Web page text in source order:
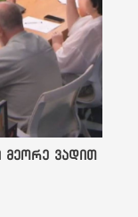
არ გვაქვს
შეიძლება
იმისათვის, რომ
იყოს?!
პასუხია
ამ
კანონებისა და
მეორე ვადით